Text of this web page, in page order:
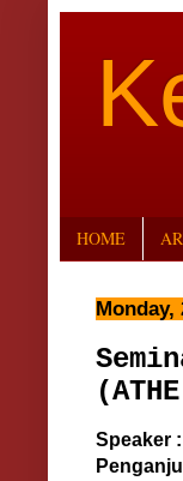
HOME
Monday,
Speaker